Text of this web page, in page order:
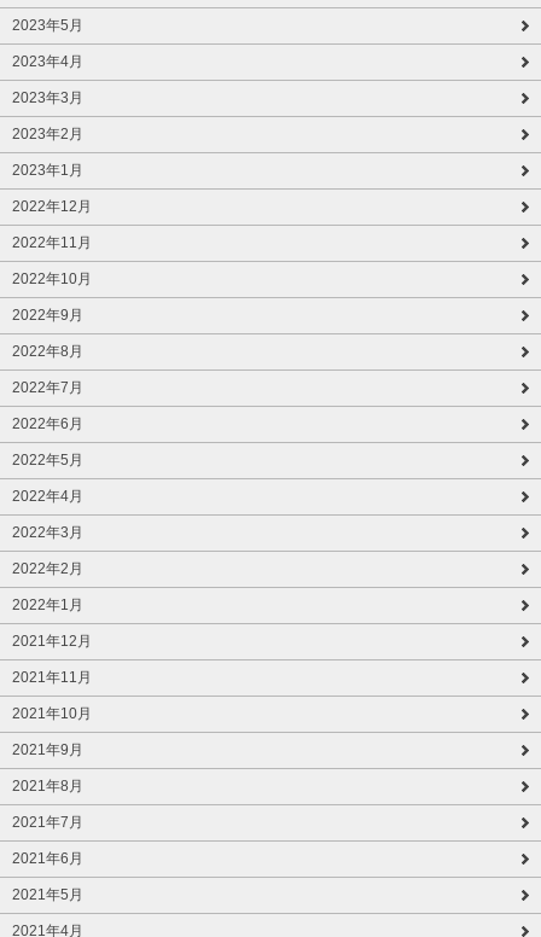
2023年5月
2023年4月
2023年3月
2023年2月
2023年1月
2022年12月
2022年11月
2022年10月
2022年9月
2022年8月
2022年7月
2022年6月
2022年5月
2022年4月
2022年3月
2022年2月
2022年1月
2021年12月
2021年11月
2021年10月
2021年9月
2021年8月
2021年7月
2021年6月
2021年5月
2021年4月